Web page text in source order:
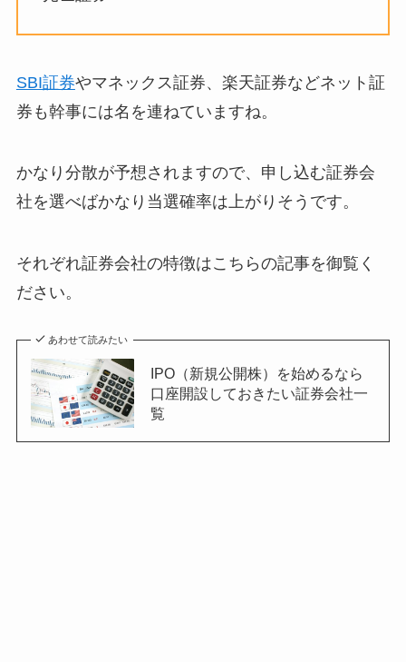
SBI証券やマネックス証券、楽天証券などネット証
券も幹事には名を連ねていますね。
かなり分散が予想されますので、申し込む証券会
社を選べばかなり当選確率は上がりそうです。
それぞれ証券会社の特徴はこちらの記事を御覧く
ださい。
あわせて読みたい
IPO（新規公開株）を始めるなら
口座開設しておきたい証券会社一
覧